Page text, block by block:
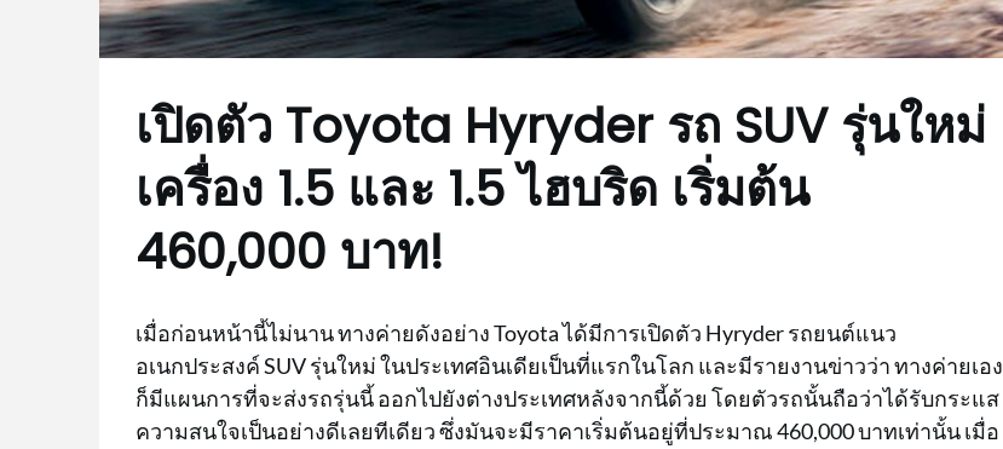
เปิดตัว Toyota Hyryder รถ SUV รุ่นใหม่
เครื่อง 1.5 และ 1.5 ไฮบริด เริ่มต้น
460,000 บาท!
เมื่อก่อนหน้านี้ไม่นาน ทางค่ายดังอย่าง Toyota ได้มีการเปิดตัว Hyryder รถยนต์แนว
อเนกประสงค์ SUV รุ่นใหม่ ในประเทศอินเดียเป็นที่แรกในโลก และมีรายงานข่าวว่า ทางค่ายเอง
ก็มีแผนการที่จะส่งรถรุ่นนี้ ออกไปยังต่างประเทศหลังจากนี้ด้วย โดยตัวรถนั้นถือว่าได้รับกระแส
ความสนใจเป็นอย่างดีเลยทีเดียว ซึ่งมันจะมีราคาเริ่มต้นอยู่ที่ประมาณ 460,000 บาทเท่านั้น เมื่อ